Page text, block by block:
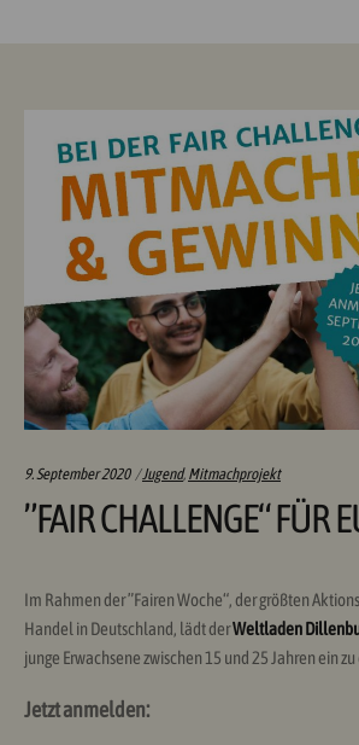
9. September 2020 Categories:
Jugend, Mitmachprojekt
”FAIR CHALLENGE“ FÜR
Im Rahmen der ”Fairen Woche“, der größten
Handel in Deutschland, lädt derWeltladen
junge Erwachsene zwischen 15 und 25 Jahren ein
Jetzt anmelden: